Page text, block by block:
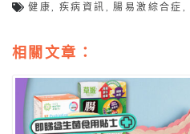
健康,疾病資訊 ,腸易激綜合症 ,
相關文章：